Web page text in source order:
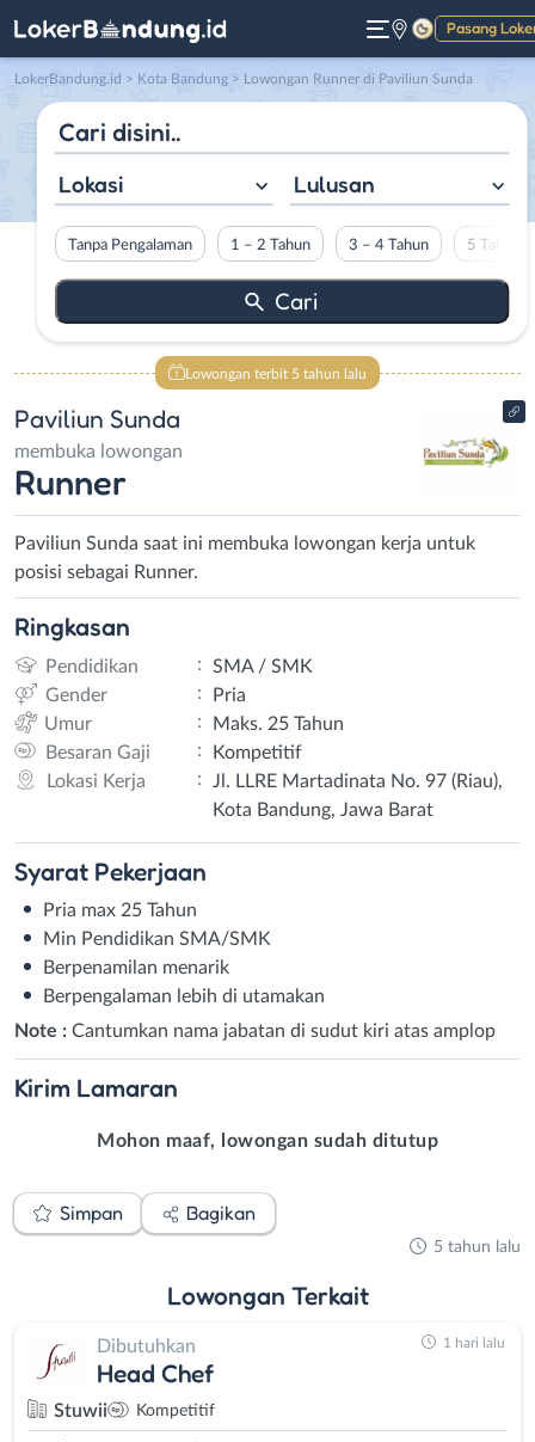
Pasang
Gelap
LokerBandung.id > Kota Bandung > Lowongan Runner di Paviliun Sunda
Lokasi Lulusan
Tanpa Pengalaman 1 – 2 Tahun 3 – 4 Tahun 5 Tahun
Lowongan terbit 5 tahun lalu
Paviliun Sunda
membuka lowongan
Runner
Paviliun Sunda saat ini membuka lowongan kerja untuk
posisi sebagai Runner.
Ringkasan
Pendidikan :
SMA / SMK
Gender
:
Pria
Umur
:
Maks. 25 Tahun
Besaran Gaji
:
Kompetitif
Lokasi Kerja
:
Jl. LLRE Martadinata No. 97 (Riau),
Kota Bandung, Jawa Barat
Syarat Pekerjaan
Pria max 25 Tahun
Min Pendidikan SMA/SMK
Berpenamilan menarik
Berpengalaman lebih di utamakan
Note : Cantumkan nama jabatan di sudut kiri atas amplop
Kirim Lamaran
Mohon maaf, lowongan sudah ditutup
Simpan Bagikan
5 tahun lalu
Lowongan Terkait
Dibutuhkan
Head Chef
Stuwii Kompetitif
1 hari lalu